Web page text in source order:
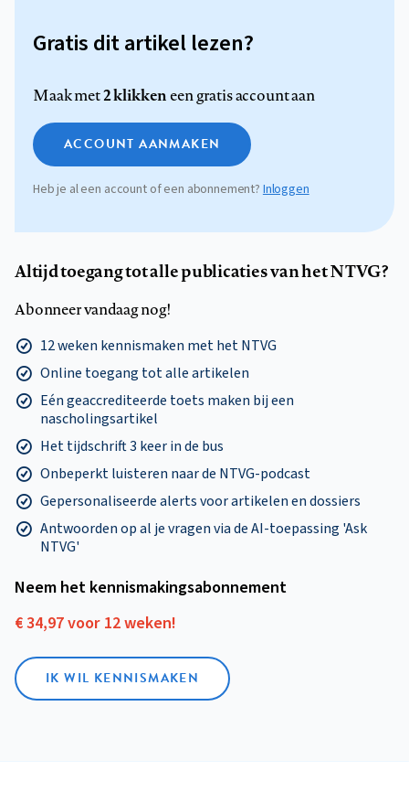
Gratis dit artikel lezen?
Maak met2 klikkeneen gratis account aan
ACCOUNT AANMAKEN
Heb je al een account of een abonnement? Inloggen
Altijd toegang tot alle publicaties van het NTVG?
Abonneer vandaag nog!
12 weken kennismaken met het NTVG
Online toegang tot alle artikelen
Eén geaccrediteerde toets maken bij een
nascholingsartikel
Het tijdschrift 3 keer in de bus
Onbeperkt luisteren naar de NTVG-podcast
Gepersonaliseerde alerts voor artikelen en dossiers
Antwoorden op al je vragen via de AI-toepassing 'Ask
NTVG'
Neem het kennismakings­abonnement
€ 34,97 voor 12 weken!
IK WIL KENNISMAKEN